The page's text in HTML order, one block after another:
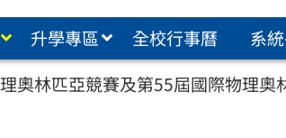
升學專區 全校行事曆
系
奧林匹亞競賽及第55屆國際物理奧